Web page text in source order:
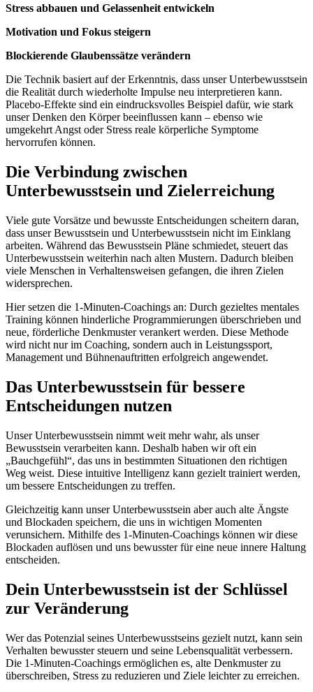
Stress abbauen und Gelassenheit entwickeln
Motivation und Fokus steigern
Blockierende Glaubenssätze verändern
Die Technik basiert auf der Erkenntnis, dass unser Unterbewusstsein
die Realität durch wiederholte Impulse neu interpretieren kann.
Placebo-Effekte sind ein eindrucksvolles Beispiel dafür, wie stark
unser Denken den Körper beeinflussen kann – ebenso wie
umgekehrt Angst oder Stress reale körperliche Symptome
hervorrufen können.
Die Verbindung zwischen
Unterbewusstsein und Zielerreichung
Viele gute Vorsätze und bewusste Entscheidungen scheitern daran,
dass unser Bewusstsein und Unterbewusstsein nicht im Einklang
arbeiten. Während das Bewusstsein Pläne schmiedet, steuert das
Unterbewusstsein weiterhin nach alten Mustern. Dadurch bleiben
viele Menschen in Verhaltensweisen gefangen, die ihren Zielen
widersprechen.
Hier setzen die 1-Minuten-Coachings an: Durch gezieltes mentales
Training können hinderliche Programmierungen überschrieben und
neue, förderliche Denkmuster verankert werden. Diese Methode
wird nicht nur im Coaching, sondern auch in Leistungssport,
Management und Bühnenauftritten erfolgreich angewendet.
Das Unterbewusstsein für bessere
Entscheidungen nutzen
Unser Unterbewusstsein nimmt weit mehr wahr, als unser
Bewusstsein verarbeiten kann. Deshalb haben wir oft ein
„Bauchgefühl“, das uns in bestimmten Situationen den richtigen
Weg weist. Diese intuitive Intelligenz kann gezielt trainiert werden,
um bessere Entscheidungen zu treffen.
Gleichzeitig kann unser Unterbewusstsein aber auch alte Ängste
und Blockaden speichern, die uns in wichtigen Momenten
verunsichern. Mithilfe des 1-Minuten-Coachings können wir diese
Blockaden auflösen und uns bewusster für eine neue innere Haltung
entscheiden.
Dein Unterbewusstsein ist der Schlüssel
zur Veränderung
Wer das Potenzial seines Unterbewusstseins gezielt nutzt, kann sein
Verhalten bewusster steuern und seine Lebensqualität verbessern.
Die 1-Minuten-Coachings ermöglichen es, alte Denkmuster zu
überschreiben, Stress zu reduzieren und Ziele leichter zu erreichen.